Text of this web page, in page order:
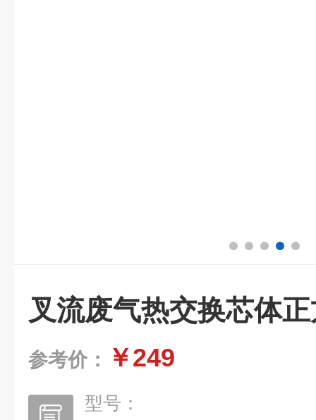
叉流废气热交换芯体
参考价： ￥249
型号：